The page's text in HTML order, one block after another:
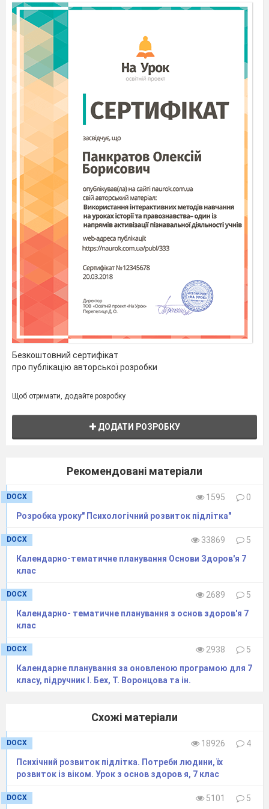
Перед учнями на слайді з'являється ребус, потім
відгадка: «Імунітет».
Для того щоб пригадати інформацію, учням
пропонується пройти лабіринт «Мої знання про
ВІЛ-інфекцію»
Учні повинні від прямокутника № 1 до № 16 пройти
шлях і записати свій виграш номерами
прямокутників, до яких вони рухалися. Потім учні
зачитують свій порядок виграшних номерів
(послідовність кроків).
5. ВИВЧЕННЯ НОВОГО
МАТЕРІАЛУ
ВІЛ — нова інфекція, яку офіційно визнали у світі
після того, як 1981 року в США помер чоловік,
уражений невідомим збудником, що отримав
згодом назву ВІЛ.
— Які стадії розвитку має інфекція?
СТАДІЇРОЗВИТКУ
помічає, що інфікована.)
2. Безсимптомний період — від 6-ти місяців
до 10 років.
поява: втрата ваги, втомленість, пітливість тощо.)
років.(На тілі виникають пухлини, приєднуються
виявили її відносно нещодавно, а й тому, що
хворіють переважно молоді люди, віком і 4-25
ВІЛ-інфекцій.
відомих людей, що стали жертвами ВІЛ, а також
Безкоштовний сертифікат
про публікацію авторської розробки
Щоб отримати, додайте розробку
ДОДАТИ РОЗРОБКУ
Рекомендовані матеріали
DOCX 1595
0
Розробка уроку" Психологічний розвиток підлітка"
DOCX 33869
5
Календарно-тематичне планування Основи Здоров'я 7
клас
DOCX 2689
5
Календарно- тематичне планування з основ здоров'я 7
клас
DOCX 2938
5
Календарне планування за оновленою програмою для 7
класу, підручник І. Бех, Т. Воронцова та ін.
Схожі матеріали
DOCX 18926
4
Психічний розвиток підлітка. Потреби людини, їх
розвиток із віком. Урок з основ здоров я, 7 клас
DOCX 5101
5